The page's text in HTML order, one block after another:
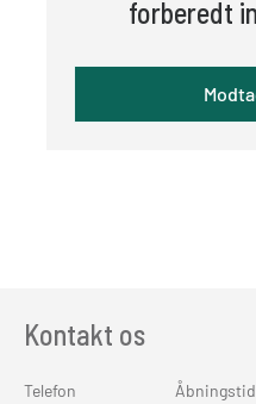
forberedt
Kontakt os
Telefon